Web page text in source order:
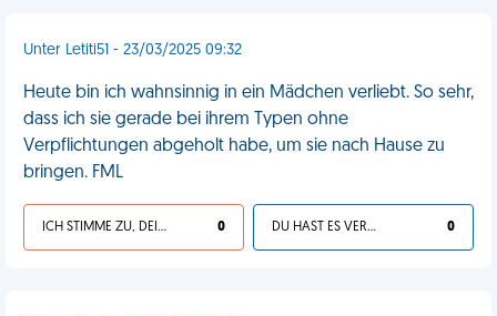
Unter Letiti51 - 23/03/2025 09:32
Heute bin ich wahnsinnig in ein Mädchen verliebt. So sehr,
dass ich sie gerade bei ihrem Typen ohne
Verpflichtungen abgeholt habe, um sie nach Hause zu
bringen. FML
ICH STIMME ZU, DEIN LEBEN IST SCHEISSE 0 DU HAST ES VERDIENT 0